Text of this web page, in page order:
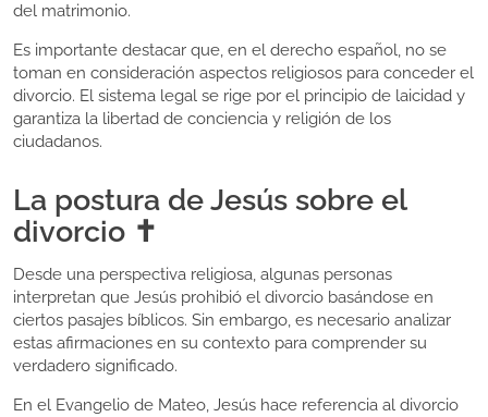
del matrimonio.
Es importante destacar que, en el derecho español, no se
toman en consideración aspectos religiosos para conceder el
divorcio. El sistema legal se rige por el principio de laicidad y
garantiza la libertad de conciencia y religión de los
ciudadanos.
La postura de Jesús sobre el
divorcio ✝️
Desde una perspectiva religiosa, algunas personas
interpretan que Jesús prohibió el divorcio basándose en
ciertos pasajes bíblicos. Sin embargo, es necesario analizar
estas afirmaciones en su contexto para comprender su
verdadero significado.
En el Evangelio de Mateo, Jesús hace referencia al divorcio